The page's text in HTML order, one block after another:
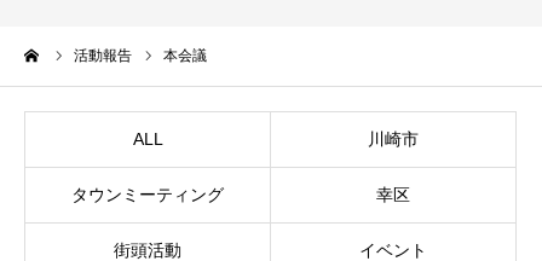
活動報告 本会議
ALL 川崎市
タウンミーティング 幸区
街頭活動 イベント